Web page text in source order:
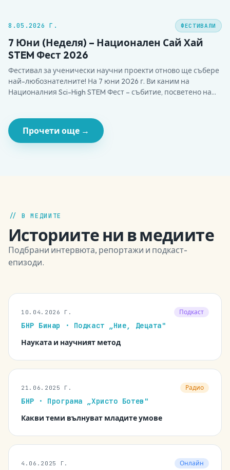
Edgerton Center. По-долу ще намерите необходимите
банкови детайли и указания за извършване на преводите.
Осигуряването…
8.05.2026 Г. ФЕСТИВАЛИ
7 Юни (Неделя) – Национален Сай Хай
STEM Фест 2026
Фестивал за ученически научни проекти отново ще събере
най-любознателните! На 7 юни 2026 г. Ви каним на
Националния Sci-High STEM Фест – събитие, посветено на
ще представят своите проекти, разработени с ентусиазъм и
научен дух. Фестивалът…
Прочети още →
// В МЕДИИТЕ
Историите ни в медиите
Подбрани интервюта, репортажи и подкаст-
епизоди.
10.04.2026 Г. Подкаст
БНР Бинар
· Подкаст „Ние, Децата"
Науката и научният метод
21.06.2025 Г. Радио
БНР
· Програма „Христо Ботев"
Какви теми вълнуват младите умове
4.06.2025 Г. Онлайн